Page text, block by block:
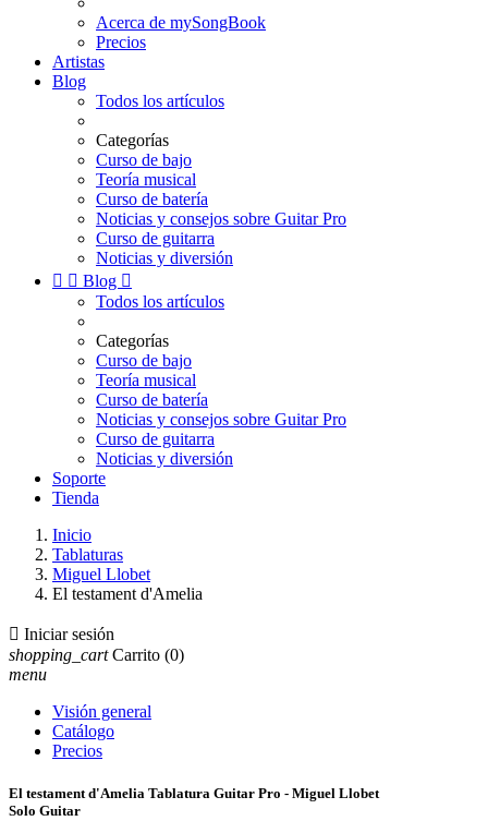
Acerca de mySongBook
Precios
Artistas
Blog
Todos los artículos
Categorías
Curso de bajo
Teoría musical
Curso de batería
Noticias y consejos sobre Guitar Pro
Curso de guitarra
Noticias y diversión
  Blog 
Todos los artículos
Categorías
Curso de bajo
Teoría musical
Curso de batería
Noticias y consejos sobre Guitar Pro
Curso de guitarra
Noticias y diversión
Soporte
Tienda
Inicio
Tablaturas
Miguel Llobet
El testament d'Amelia
 Iniciar sesión
shopping_cart Carrito (0)
menu
Visión general
Catálogo
Precios
El testament d'Amelia Tablatura Guitar Pro - Miguel Llobet
Solo Guitar